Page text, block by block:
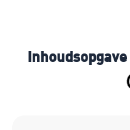
Inhoudsopgave